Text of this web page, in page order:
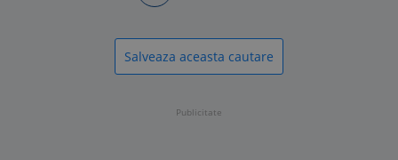
Salveaza aceasta cautare
Publicitate